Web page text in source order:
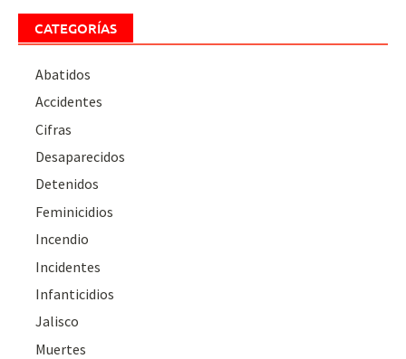
CATEGORÍAS
Abatidos
Accidentes
Cifras
Desaparecidos
Detenidos
Feminicidios
Incendio
Incidentes
Infanticidios
Jalisco
Muertes